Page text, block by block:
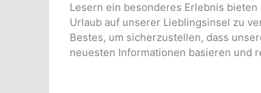
Lesern ein besonderes Erlebnis
Urlaub auf unserer Lieblingsinsel zu
Bestes, um sicherzustellen, dass
neuesten Informationen basieren und